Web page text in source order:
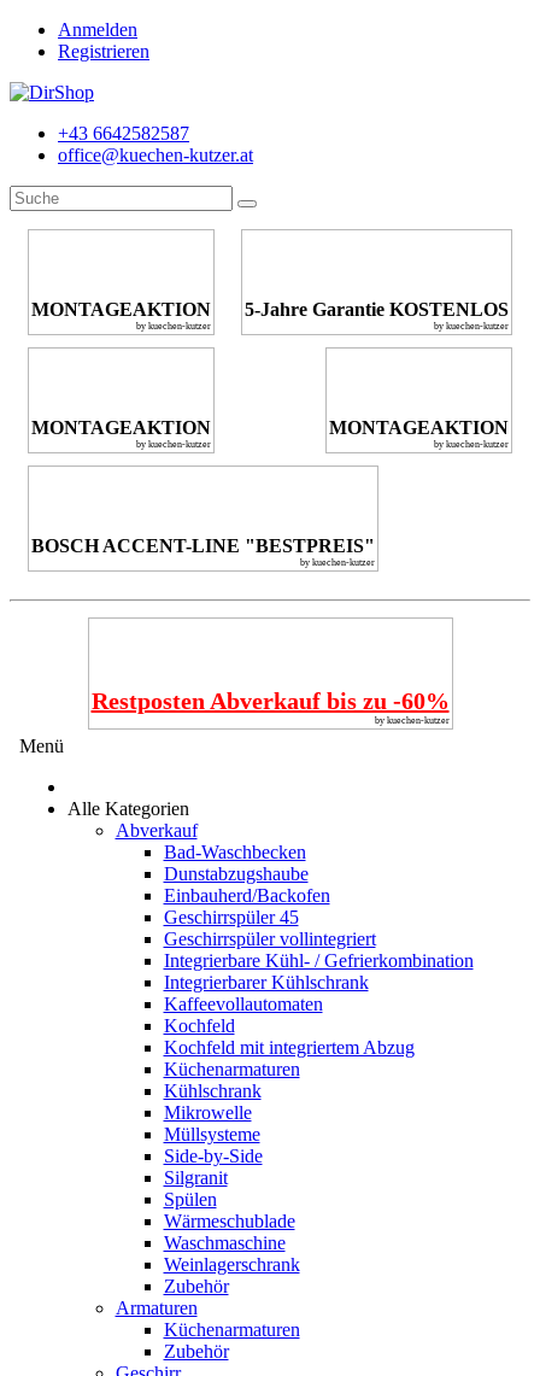
Anmelden
Registrieren
+43 6642582587
office@kuechen-kutzer.at
MONTAGEAKTION
by kuechen-kutzer
5-Jahre Garantie KOSTENLOS
by kuechen-kutzer
MONTAGEAKTION
by kuechen-kutzer
MONTAGEAKTION
by kuechen-kutzer
BOSCH ACCENT-LINE "BESTPREIS"
by kuechen-kutzer
Restposten Abverkauf bis zu -60%
by kuechen-kutzer
Menü
Alle Kategorien
Abverkauf
Bad-Waschbecken
Dunstabzugshaube
Einbauherd/Backofen
Geschirrspüler 45
Geschirrspüler vollintegriert
Integrierbare Kühl- / Gefrierkombination
Integrierbarer Kühlschrank
Kaffeevollautomaten
Kochfeld
Kochfeld mit integriertem Abzug
Küchenarmaturen
Kühlschrank
Mikrowelle
Müllsysteme
Side-by-Side
Silgranit
Spülen
Wärmeschublade
Waschmaschine
Weinlagerschrank
Zubehör
Armaturen
Küchenarmaturen
Zubehör